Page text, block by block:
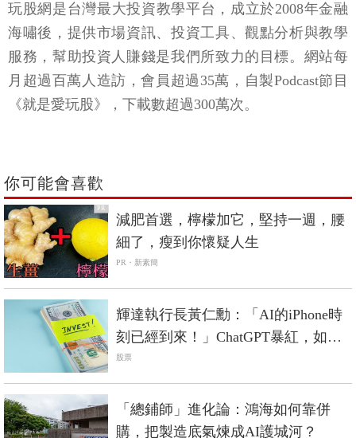
玩股網是台灣最大投資教學平台，成立於2008年金融
海嘯後，提供市場資訊、投資工具、觀點分析與教學
服務，幫助投資人賺錢是我們所致力的目標。網站每
月超過百萬人造訪，會員超過35萬，自製Podcast節目
《就是愛玩股》，下載數超過300萬次。
你可能會喜歡
PR
減肥首選，檸檬加它，堅持一週，腰
細了，瘦到你懷疑人生
PR・新素簡
輝達執行長黃仁勳：「AI的iPhone時
刻已經到來！」ChatGPT暴紅，如何
參與AI未來商機
股票
「總鋪師」進化論：鴻海如何靠併
購，把製造底氣煉成AI護城河？